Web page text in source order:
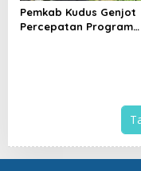
Pemkab Kudus Genjot
Percepatan Program